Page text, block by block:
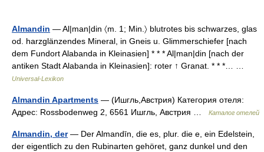
Almandin — Al|man|din 〈m. 1; Min.〉 blutrotes bis schwarzes, glas
od. harzglänzendes Mineral, in Gneis u. Glimmerschiefer [nach
dem Fundort Alabanda in Kleinasien] * * * Al|man|din [nach der
antiken Stadt Alabanda in Kleinasien]: roter ↑ Granat. * * *… …
Universal-Lexikon
Almandin Apartments — (Ишгль,Австрия) Категория отеля:
Адрес: Rossbodenweg 2, 6561 Ишгль, Австрия …
Каталог отелей
Almandin, der— Der Almandīn, die es, plur. die e, ein Edelstein,
der eigentlich zu den Rubinarten gehöret, ganz dunkel und den